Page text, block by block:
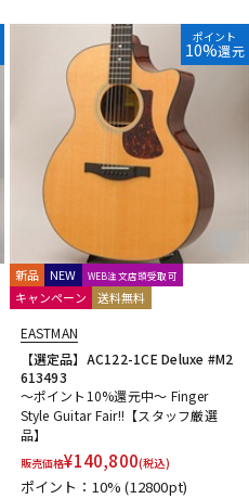
ポイント
10%還元
新品 NEW WEB注文店頭受取可
キャンペーン 送料無料
EASTMAN
【選定品】AC122-1CE Deluxe #M2
613493
～ポイント10%還元中～ Finger
Style Guitar Fair!!【スタッフ厳選
品】
販売価格¥140,800(税込)
ポイント：10%(12800pt)